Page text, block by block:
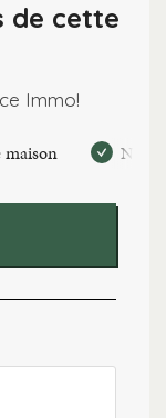
de cette
Immo!